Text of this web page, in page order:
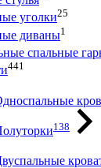
уголки25
диваны1
спальные
441
138